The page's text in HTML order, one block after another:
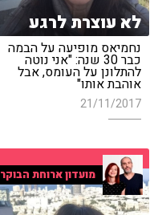
לא עוצרת לרגע
נחמיאס מופיעה על הבמה
כבר 30 שנה: "אני נוטה
להתלונן על העומס, אבל
אוהבת אותו"
21/11/2017
מועדון ארוחת הבוקר